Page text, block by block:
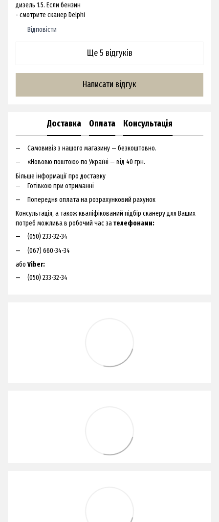
дизель 1.5. Если бензин
- смотрите сканер Delphi
Відповісти
Ще 5 відгуків
Написати відгук
Доставка Оплата Консультація
Самовивіз з нашого магазину — безкоштовно.
«Нововю поштою» по Україні — від 40 грн.
Більше інформації про доставку
Готівкою при отриманні
Попередня оплата на розрахунковий рахунок
Консультація, а також кваліфікований підбір сканеру для Ваших
потреб можлива в робочий час зателефонами:
(050) 233-32-34
(067) 660-34-34
або Viber:
(050) 233-32-34